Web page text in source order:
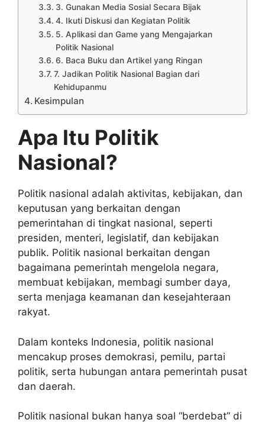
3. Gunakan Media Sosial Secara Bijak
4. Ikuti Diskusi dan Kegiatan Politik
5. Aplikasi dan Game yang Mengajarkan
Politik Nasional
6. Baca Buku dan Artikel yang Ringan
7. Jadikan Politik Nasional Bagian dari
Kehidupanmu
Kesimpulan
Apa Itu Politik
Nasional?
Politik nasional adalah aktivitas, kebijakan, dan
keputusan yang berkaitan dengan
pemerintahan di tingkat nasional, seperti
presiden, menteri, legislatif, dan kebijakan
publik. Politik nasional berkaitan dengan
bagaimana pemerintah mengelola negara,
membuat kebijakan, membagi sumber daya,
serta menjaga keamanan dan kesejahteraan
rakyat.
Dalam konteks Indonesia, politik nasional
mencakup proses demokrasi, pemilu, partai
politik, serta hubungan antara pemerintah pusat
dan daerah.
Politik nasional bukan hanya soal “berdebat” di